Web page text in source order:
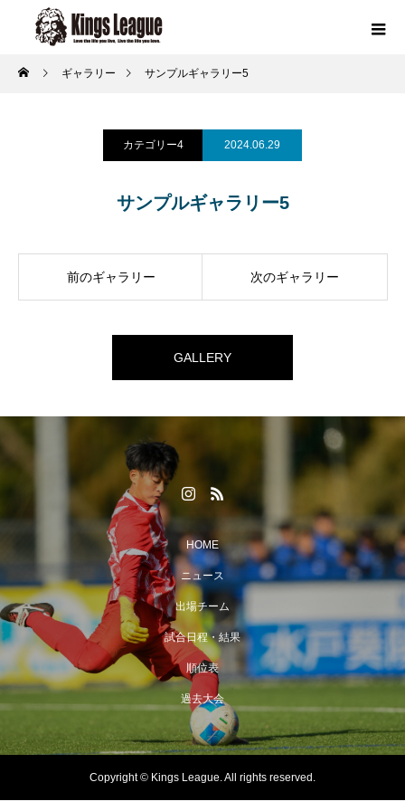
ギャラリー サンプルギャラリー5
カテゴリー4 2024.06.29
サンプルギャラリー5
前のギャラリー 次のギャラリー
GALLERY
HOME
ニュース
出場チーム
試合日程・結果
順位表
過去大会
Copyright © Kings League. All rights reserved.